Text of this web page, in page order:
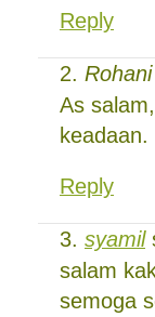
Reply
As
keadaan.
Reply
syamil
salam
semoga